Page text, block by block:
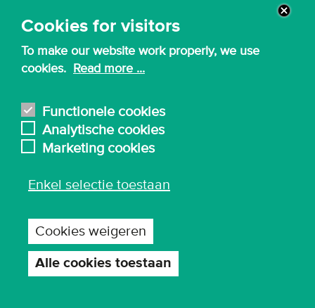
Cookies for visitors
To make our website work properly, we use
cookies. Read more ...
Functionele cookies
Analytische cookies
Marketing cookies
Enkel selectie toestaan
Cookies weigeren
Alle cookies toestaan
Schrijf je in en ontvang een reminder